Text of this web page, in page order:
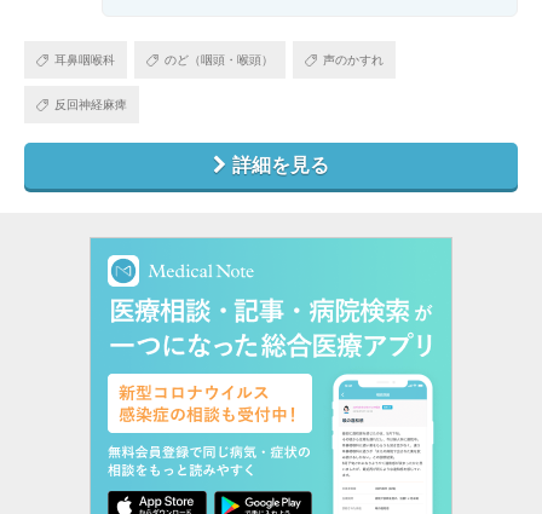
耳鼻咽喉科 のど（咽頭・喉頭） 声のかすれ
反回神経麻痺
詳細を見る